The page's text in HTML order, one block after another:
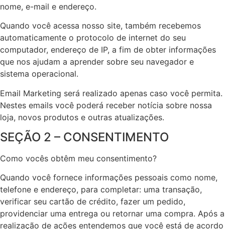
nome, e-mail e endereço.
Quando você acessa nosso site, também recebemos
automaticamente o protocolo de internet do seu
computador, endereço de IP, a fim de obter informações
que nos ajudam a aprender sobre seu navegador e
sistema operacional.
Email Marketing será realizado apenas caso você permita.
Nestes emails você poderá receber notícia sobre nossa
loja, novos produtos e outras atualizações.
SEÇÃO 2 – CONSENTIMENTO
Como vocês obtêm meu consentimento?
Quando você fornece informações pessoais como nome,
telefone e endereço, para completar: uma transação,
verificar seu cartão de crédito, fazer um pedido,
providenciar uma entrega ou retornar uma compra. Após a
realização de ações entendemos que você está de acordo